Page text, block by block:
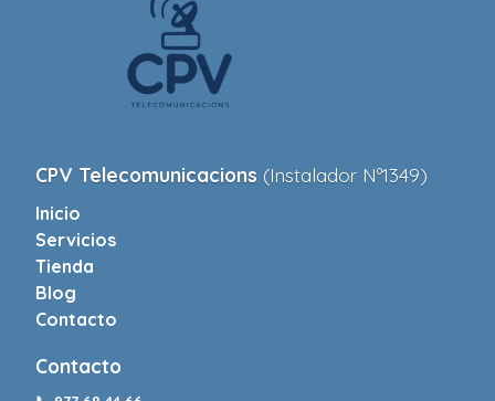
CPV Telecomunicacions (Instalador Nº1349)
Inicio
Servicios
Tienda
Blog
Contacto
Contacto